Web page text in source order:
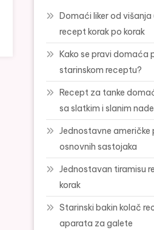
Domaći liker od
recept korak po korak
Kako se pravi domaća
starinskom receptu?
Recept za tanke
sa slatkim i slanim
Jednostavne američke
osnovnih sastojaka
Jednostavan tiramisu
korak
Starinski bakin kolač
aparata za galete